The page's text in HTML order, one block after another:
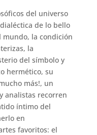
del universo
de lo bello
mundo, la condición
la
del símbolo y
hermético, su
más!, un
analistas recorren
íntimo del
en
favoritos: el